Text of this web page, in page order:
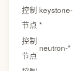
控制
节点
keystone-
*
控制
节点
neutron-*